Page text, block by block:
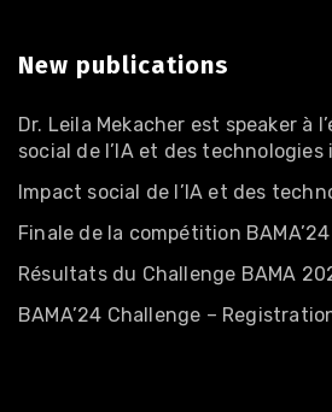
New publications
Dr. Leila Mekacher est speaker à
social de l’IA et des technologies
Impact social de l’IA et des
Finale de la compétition BAMA’24
Résultats du Challenge BAMA
BAMA’24 Challenge –